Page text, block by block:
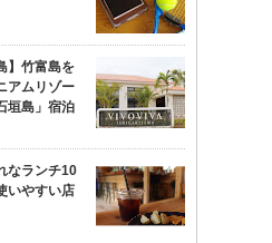
】竹富島を
アムリゾー
垣島」宿泊
なランチ10
いやすい店